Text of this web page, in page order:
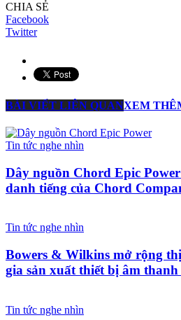
CHIA SẺ
Facebook
Twitter
BÀI VIẾT LIÊN QUANXEM
Tin tức nghe nhìn
Dây nguồn Chord Epic
danh tiếng của Chord
Tin tức nghe nhìn
Bowers & Wilkins mở rộng
gia sản xuất thiết bị âm
Tin tức nghe nhìn